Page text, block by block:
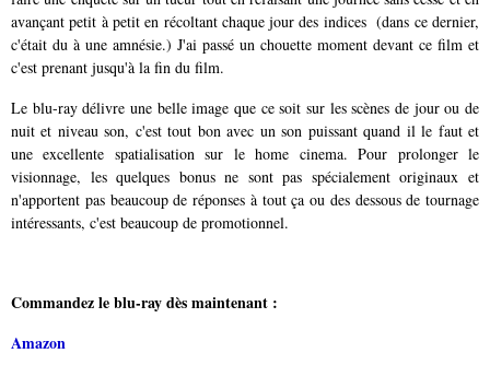
avançant petit à petit en récoltant chaque jour des indices (dans ce dernier,
c'était du à une amnésie.) J'ai passé un chouette moment devant ce film et
c'est prenant jusqu'à la fin du film.
Le blu-ray délivre une belle image que ce soit sur les scènes de jour ou de
nuit et niveau son, c'est tout bon avec un son puissant quand il le faut et
une excellente spatialisation sur le home cinema. Pour prolonger le
visionnage, les quelques bonus ne sont pas spécialement originaux et
n'apportent pas beaucoup de réponses à tout ça ou des dessous de tournage
intéressants, c'est beaucoup de promotionnel.
Commandez le blu-ray dès maintenant :
Amazon